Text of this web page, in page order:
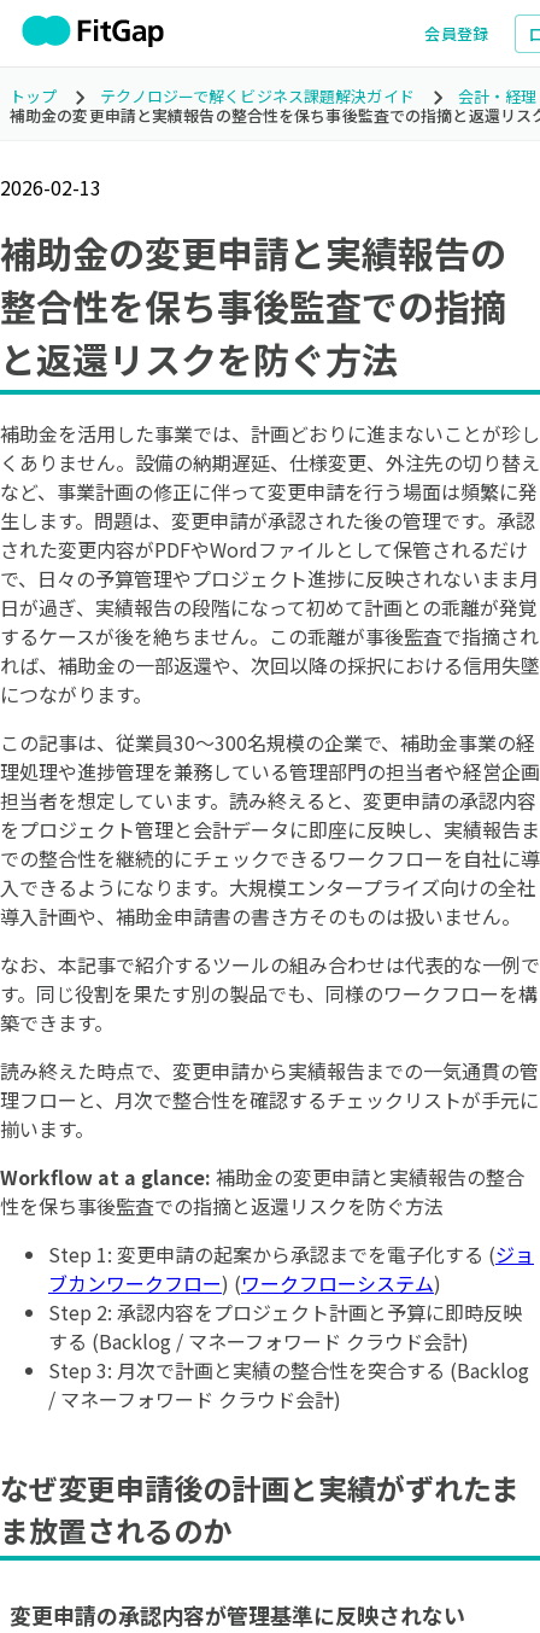
会員登録
トップ テクノロジーで解くビジネス課題解決ガイド
会計・経
補助金の変更申請と実績報告の整合性を保ち事後監査での指摘と返還リス
2026-02-13
補助金の変更申請と実績報告の
整合性を保ち事後監査での指摘
と返還リスクを防ぐ方法
補助金を活用した事業では、計画どおりに進まないことが珍し
くありません。設備の納期遅延、仕様変更、外注先の切り替え
など、事業計画の修正に伴って変更申請を行う場面は頻繁に発
生します。問題は、変更申請が承認された後の管理です。承認
された変更内容がPDFやWordファイルとして保管されるだけ
で、日々の予算管理やプロジェクト進捗に反映されないまま月
日が過ぎ、実績報告の段階になって初めて計画との乖離が発覚
するケースが後を絶ちません。この乖離が事後監査で指摘され
れば、補助金の一部返還や、次回以降の採択における信用失墜
につながります。
この記事は、従業員30〜300名規模の企業で、補助金事業の経
理処理や進捗管理を兼務している管理部門の担当者や経営企画
担当者を想定しています。読み終えると、変更申請の承認内容
をプロジェクト管理と会計データに即座に反映し、実績報告ま
での整合性を継続的にチェックできるワークフローを自社に導
入できるようになります。大規模エンタープライズ向けの全社
導入計画や、補助金申請書の書き方そのものは扱いません。
なお、本記事で紹介するツールの組み合わせは代表的な一例で
す。同じ役割を果たす別の製品でも、同様のワークフローを構
築できます。
読み終えた時点で、変更申請から実績報告までの一気通貫の管
理フローと、月次で整合性を確認するチェックリストが手元に
揃います。
Workflow at a glance: 補助金の変更申請と実績報告の整合
性を保ち事後監査での指摘と返還リスクを防ぐ方法
Step 1: 変更申請の起案から承認までを電子化する (ジョ
ブカンワークフロー) (ワークフローシステム)
Step 2: 承認内容をプロジェクト計画と予算に即時反映
する (Backlog / マネーフォワード クラウド会計)
Step 3: 月次で計画と実績の整合性を突合する (Backlog
/ マネーフォワード クラウド会計)
なぜ変更申請後の計画と実績がずれたま
ま放置されるのか
変更申請の承認内容が管理基準に反映されない